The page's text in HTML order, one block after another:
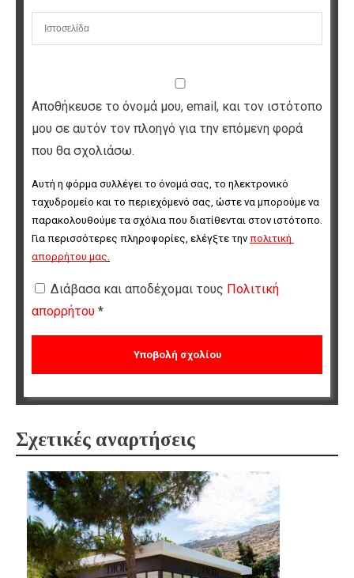
Αποθήκευσε το όνομά μου, email, και τον ιστότοπο
μου σε αυτόν τον πλοηγό για την επόμενη φορά
που θα σχολιάσω.
Αυτή η φόρμα συλλέγει το όνομά σας, το ηλεκτρονικό
ταχυδρομείο και το περιεχόμενό σας, ώστε να μπορούμε να
παρακολουθούμε τα σχόλια που διατίθενται στον ιστότοπο.
Για περισσότερες πληροφορίες, ελέγξτε την πολιτική
απορρήτου μας
Διάβασα και αποδέχομαι τους Πολιτική
απορρήτου *
Σχετικές αναρτήσεις